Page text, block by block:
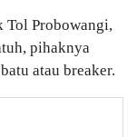
Tol Probowangi,
pihaknya
atau breaker.